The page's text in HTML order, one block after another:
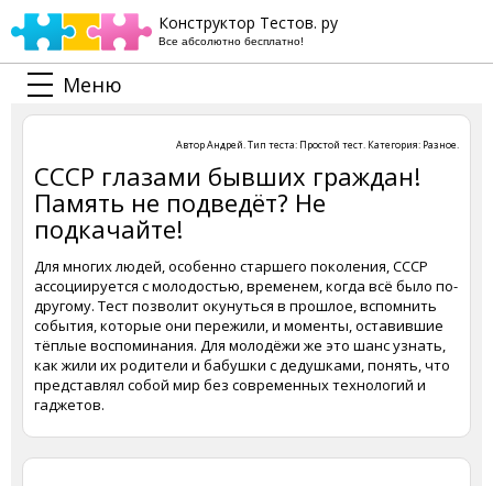
Конструктор Тестов. ру
Все абсолютно бесплатно!
Меню
АвторАндрей. Тип теста: Простой тест. Категория: Разное.
СССР глазами бывших граждан!
Память не подведёт? Не
подкачайте!
Для многих людей, особенно старшего поколения, СССР
ассоциируется с молодостью, временем, когда всё было по-
другому. Тест позволит окунуться в прошлое, вспомнить
события, которые они пережили, и моменты, оставившие
тёплые воспоминания. Для молодёжи же это шанс узнать,
как жили их родители и бабушки с дедушками, понять, что
представлял собой мир без современных технологий и
гаджетов.